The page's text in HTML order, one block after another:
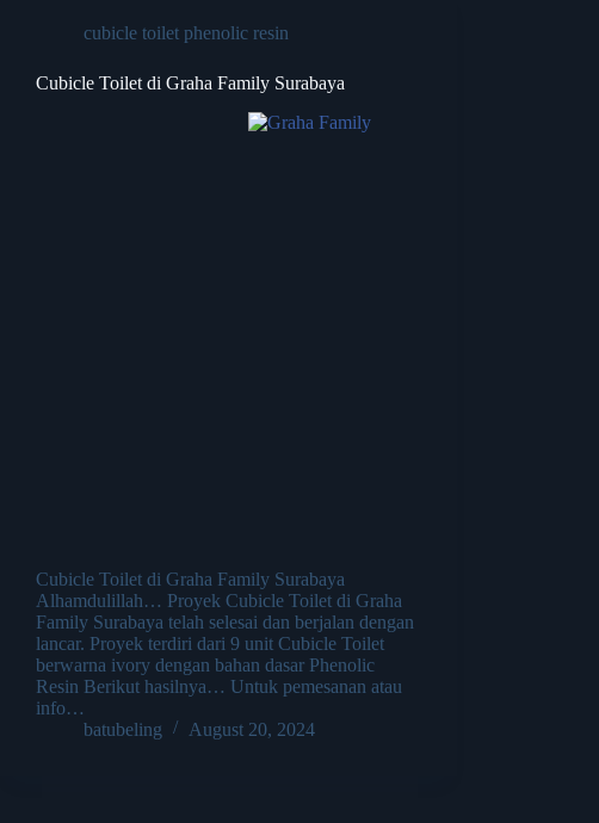
cubicle toilet phenolic resin
Cubicle Toilet di Graha Family Surabaya
Cubicle Toilet di Graha Family Surabaya
Alhamdulillah… Proyek Cubicle Toilet di Graha
Family Surabaya telah selesai dan berjalan dengan
lancar. Proyek terdiri dari 9 unit Cubicle Toilet
berwarna ivory dengan bahan dasar Phenolic
Resin Berikut hasilnya… Untuk pemesanan atau
info…
batubeling
August 20, 2024